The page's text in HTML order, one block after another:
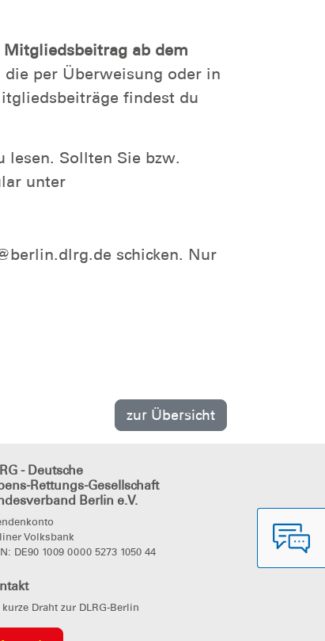
Mitgliedsbeitrag ab dem
per Überweisung oder in
findest du
lesen. Sollten Sie bzw.
unter
.dlrg.de schicken. Nur
zur Übersicht
- Deutsche
Rettungs-Gesellschaft
Berlin e.V.
Volksbank
DE90 1009 0000 5273 1050 44
kurze Draht zur DLRG-Berlin